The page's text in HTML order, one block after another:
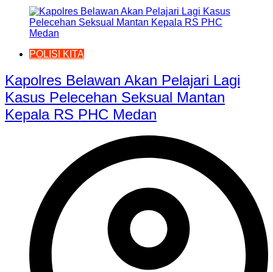
POLISI KITA
Kapolres Belawan Akan Pelajari Lagi
Kasus Pelecehan Seksual Mantan
Kepala RS PHC Medan